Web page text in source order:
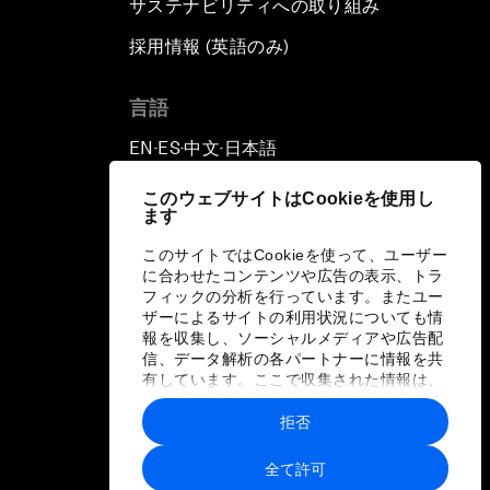
このウェブサイトはCookieを使用し
ます
このサイトではCookieを使って、ユーザー
に合わせたコンテンツや広告の表示、トラ
フィックの分析を行っています。またユー
ザーによるサイトの利用状況についても情
報を収集し、ソーシャルメディアや広告配
信、データ解析の各パートナーに情報を共
有しています。ここで収集された情報は、
ユーザーが各パートナーに提供した他の情
報や各パートナーのサービスを使用した際
に収集された情報と組み合わされ、各パー
トナーによって使用されることがありま
す。
全て許可
拒否
サステナビリティへの取り組み
採用情報 (英語のみ)
言語
EN ▪ ES▪中文▪ 日本語